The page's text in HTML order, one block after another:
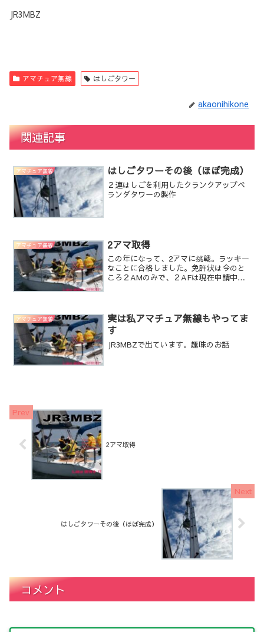
JR3MBZ
アマチュア無線 はしごタワー
akaonihikone
関連記事
アマチュア無線 はしごタワーその後（ほぼ完成）
２連はしごを利用したクランクアップベ
ランダタワーの製作
アマチュア無線 2アマ取得
この年になって、2アマに挑戦。ラッキー
なことに合格しました。免許状は今のと
ころ２AMのみで、２AFは現在申請中で
てみます。...
アマチュア無線
実は私アマチュア無線もやってま
す
JR3MBZで出ています。趣味のお話
2アマ取得
はしごタワーその後（ほぼ完成）
コメント